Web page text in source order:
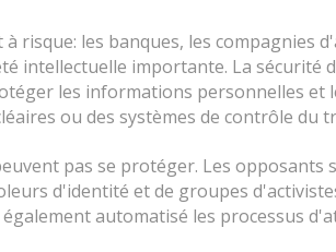
risque: les banques, les compagnies
intellectuelle importante. La
les informations personnelles
ou des systèmes de contrôle du
pas se protéger. Les
d'identité et de groupes
automatisé les processus